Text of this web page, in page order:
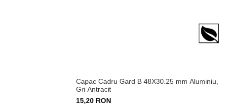
Capac Cadru Gard B 48X30.25 mm Aluminiu,
Gri Antracit
15,20 RON